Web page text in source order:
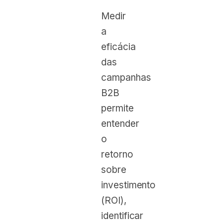
Medir
a
eficácia
das
campanhas
B2B
permite
entender
o
retorno
sobre
investimento
(ROI),
identificar